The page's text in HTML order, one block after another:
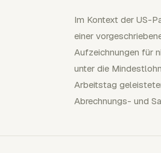
Im Kontext der US-
einer
Aufzeichnungen für
unter die
Arbeitstag
Abrechnungs- und